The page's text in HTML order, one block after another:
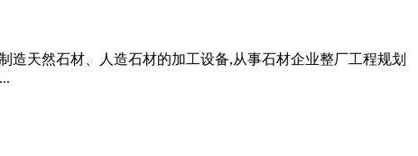
天然石材、人造石材的加工设备,从事石材企业整厂工程规划